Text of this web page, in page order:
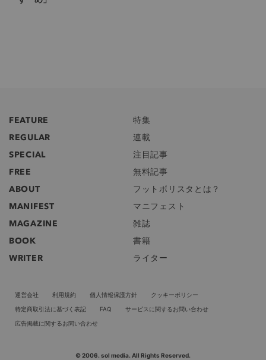
FEATURE
特集
REGULAR
連載
SPECIAL
注目記事
FREE
無料記事
ABOUT
フットボリスタとは？
MANIFEST
マニフェスト
MAGAZINE
雑誌
BOOK
書籍
WRITER
ライター
運営会社 利用規約 個人情報保護方針
クッキーポリシー
特定商取引法に基づく表記
FAQ
サービスに関するお問い合わせ
広告掲載に関するお問い合わせ
© 2006. sol media. All Rights Reserved.